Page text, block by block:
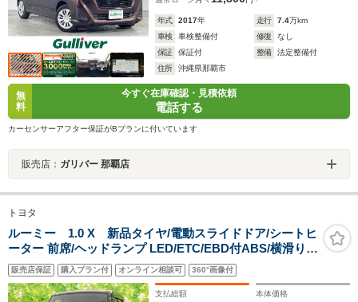
年式 2017年 走行 7.4万km
車検
車検整備付 修復
なし
保証
保証付 整備
法定整備付
住所
沖縄県那覇市
無
料
今すぐ在庫確認・見積依頼
電話する
カーセンサーアフター保証がBプランに付いています
販売店： ガリバー 那覇店
トヨタ
ルーミー 1.0 X 新品タイヤ/電動スライドドア/シートヒ
ーター 前席/ヘッドランプ LED/ETC/EBD付ABS/横滑り防
止装置/アイドリングストップ/エアバッグ 運転席/エアバ
ッグ 助手席/衝突安全ボディ
販売店保証 購入プラン付 オンライン相談可 360°画像付
支払総額 本体価格